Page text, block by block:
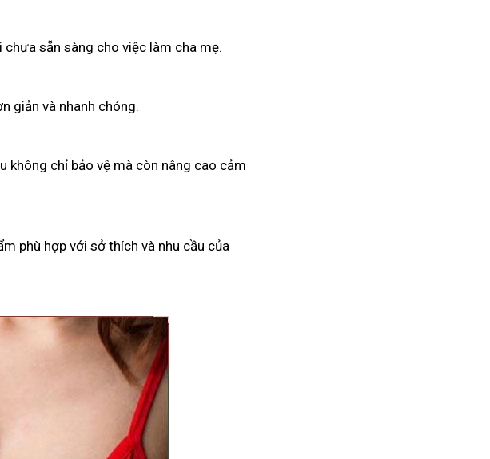
sẵn sàng cho việc làm cha mẹ.
giản và nhanh chóng.
không chỉ bảo vệ mà còn nâng cao cảm
phù hợp với sở thích và nhu cầu của